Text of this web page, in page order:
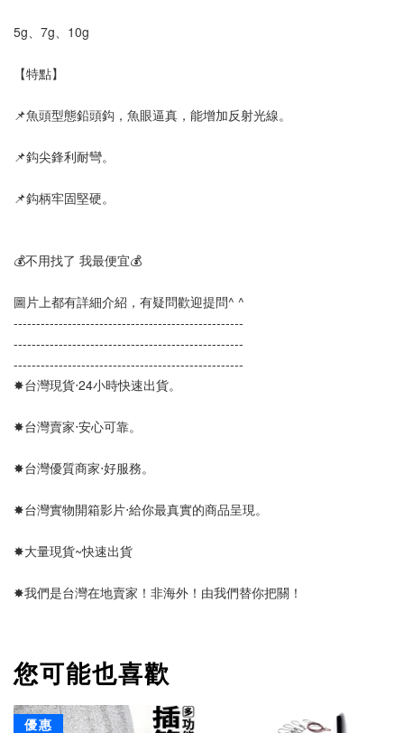
5g、7g、10g
【特點】
📌魚頭型態鉛頭鈎，魚眼逼真，能增加反射光線。
📌鈎尖鋒利耐彎。
📌鈎柄牢固堅硬。
💰不用找了 我最便宜💰
圖片上都有詳細介紹，有疑問歡迎提問^ ^
---------------------------------------------------
---------------------------------------------------
---------------------------------------------------
✸台灣現貨‧24小時快速出貨。
✸台灣賣家‧安心可靠。
✸台灣優質商家‧好服務。
✸台灣實物開箱影片‧給你最真實的商品呈現。
✸大量現貨~快速出貨
✸我們是台灣在地賣家！非海外！由我們替你把關！
您可能也喜歡
優惠